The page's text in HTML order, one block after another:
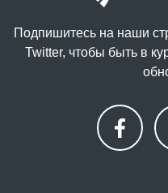
Подпишитесь на наши
Twitter, чтобы быть в